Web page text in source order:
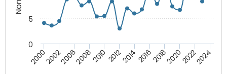
20002002200620082010 2012201420162018202020222024
0
5